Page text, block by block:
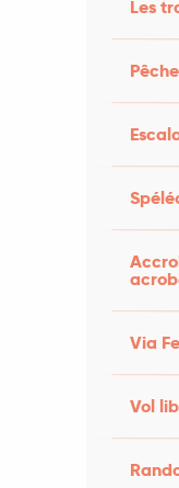
Les
Via
Vol